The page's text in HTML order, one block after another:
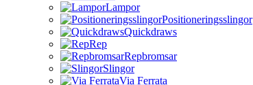
Lampor
Positioneringsslingor
Quickdraws
Rep
Repbromsar
Slingor
Via Ferrata